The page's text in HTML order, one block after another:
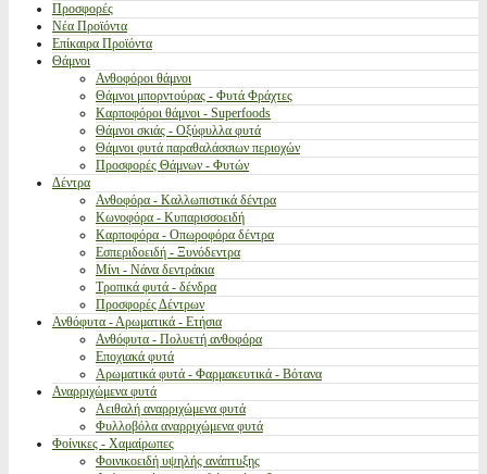
Προσφορές
Νέα Προϊόντα
Επίκαιρα Προϊόντα
Θάμνοι
Ανθοφόροι θάμνοι
Θάμνοι μπορντούρας - Φυτά Φράχτες
Καρποφόροι θάμνοι - Superfoods
Θάμνοι σκιάς - Οξύφυλλα φυτά
Θάμνοι φυτά παραθαλάσσιων περιοχών
Προσφορές Θάμνων - Φυτών
Δέντρα
Ανθοφόρα - Καλλωπιστικά δέντρα
Κωνοφόρα - Κυπαρισσοειδή
Καρποφόρα - Οπωροφόρα δέντρα
Εσπεριδοειδή - Ξυνόδεντρα
Μίνι - Νάνα δεντράκια
Τροπικά φυτά - δένδρα
Προσφορές Δέντρων
Ανθόφυτα - Αρωματικά - Ετήσια
Ανθόφυτα - Πολυετή ανθοφόρα
Εποχιακά φυτά
Αρωματικά φυτά - Φαρμακευτικά - Βότανα
Αναρριχώμενα φυτά
Αειθαλή αναρριχώμενα φυτά
Φυλλοβόλα αναρριχώμενα φυτά
Φοίνικες - Χαμαίρωπες
Φοινικοειδή υψηλής ανάπτυξης